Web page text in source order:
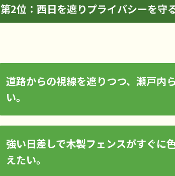
第2位：西日を遮りプライバシーを守
道路からの視線を遮りつつ、瀬戸内
い。
強い日差しで木製フェンスがすぐに
えたい。